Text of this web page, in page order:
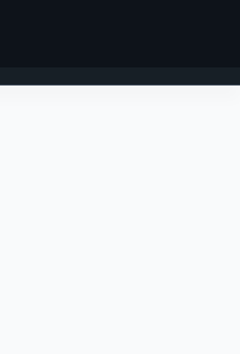
INICIAR SESIÓN